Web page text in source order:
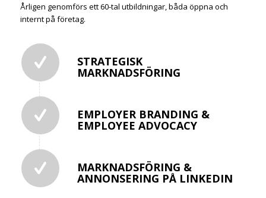
Årligen genomförs ett 60-tal utbildningar, båda öppna och
internt på företag.
STRATEGISK
MARKNADSFÖRING
EMPLOYER BRANDING &
EMPLOYEE ADVOCACY
MARKNADSFÖRING &
ANNONSERING PÅ LINKEDIN